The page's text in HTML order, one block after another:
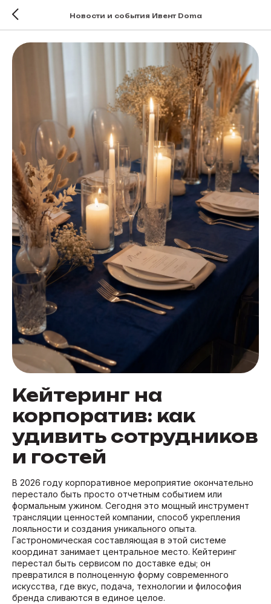
Новости и события Ивент Doma
Кейтеринг на
корпоратив: как
удивить сотрудников
и гостей
В 2026 году корпоративное мероприятие окончательно
перестало быть просто отчетным событием или
формальным ужином. Сегодня это мощный инструмент
трансляции ценностей компании, способ укрепления
лояльности и создания уникального опыта.
Гастрономическая составляющая в этой системе
координат занимает центральное место. Кейтеринг
перестал быть сервисом по доставке еды; он
превратился в полноценную форму современного
искусства, где вкус, подача, технологии и философия
бренда сливаются в единое целое.